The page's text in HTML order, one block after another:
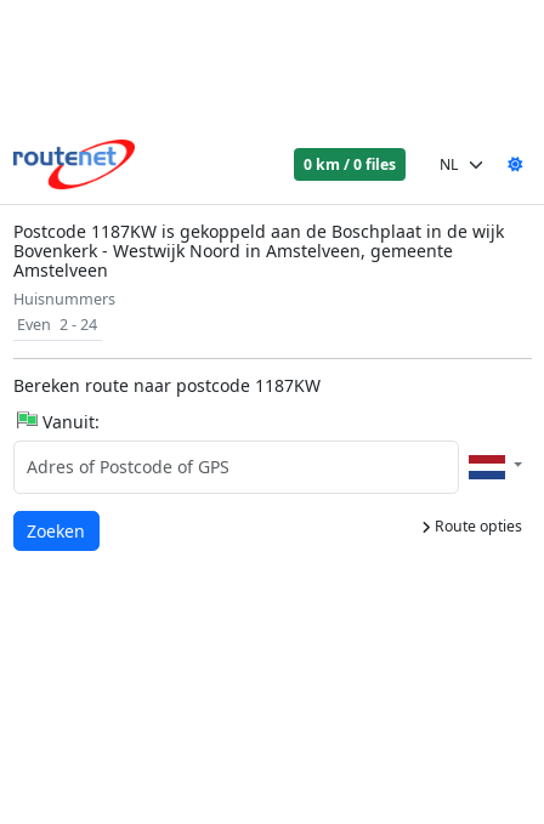
0 km / 0 files
Postcode 1187KW is gekoppeld aan de Boschplaat in de wijk
Bovenkerk - Westwijk Noord in Amstelveen, gemeente
Amstelveen
Huisnummers
Even 2 - 24
Bereken route naar postcode 1187KW
Vanuit:
Route opties
Laden...
Zoeken